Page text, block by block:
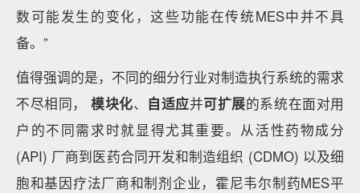
数可能发生的变化，这些功能在传统MES中并不具
备。”
值得强调的是，不同的细分行业对制造执行系统的需求
不尽相同，模块化、 自适应并可扩展的系统在面对用
户的不同需求时就显得尤其重要。从活性药物成分
(API) 厂商到医药合同开发和制造组织 (CDMO) 以及细
胞和基因疗法厂商和制剂企业，霍尼韦尔制药MES平